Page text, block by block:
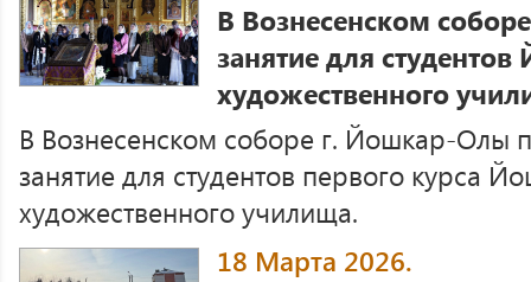
В Вознесенском
занятие для
художественного
В Вознесенском соборе г. Йошкар-Олы
занятие для студентов первого курса
художественного училища.
18 Марта 2026.